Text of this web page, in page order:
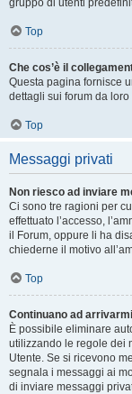
gruppo di utenti
Top
Che cos’è il
Questa pagina fornisce
dettagli sui forum da loro
Top
Messaggi privati
Non riesco ad inviare
Ci sono tre ragioni per
effettuato l’accesso,
il Forum, oppure li ha
chiederne il motivo
Top
Continuano ad
È possibile eliminare
utilizzando le regole dei
Utente. Se si ricevono
segnala i messaggi ai
di inviare messaggi